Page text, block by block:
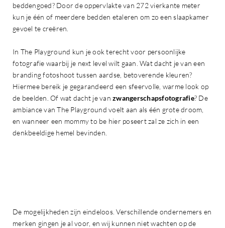
beddengoed? Door de oppervlakte van 272 vierkante meter
kun je één of meerdere bedden etaleren om zo een slaapkamer
gevoel te creëren.
In The Playground kun je ook terecht voor persoonlijke
fotografie waarbij je next level wilt gaan. Wat dacht je van een
branding fotoshoot tussen aardse, betoverende kleuren?
Hiermee bereik je gegarandeerd een sfeervolle, warme look op
de beelden. Of wat dacht je van zwangerschapsfotografie? De
ambiance van The Playground voelt aan als één grote droom,
en wanneer een mommy to be hier poseert zal ze zich in een
denkbeeldige hemel bevinden.
De mogelijkheden zijn eindeloos. Verschillende ondernemers en
merken gingen je al voor, en wij kunnen niet wachten op de